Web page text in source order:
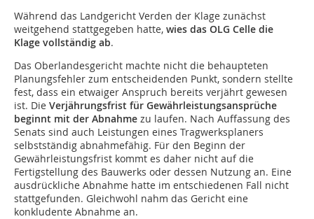
Während das Landgericht Verden der Klage zunächst
weitgehend stattgegeben hatte, wies das OLG Celle die
Klage vollständig ab.
Das Oberlandesgericht machte nicht die behaupteten
Planungsfehler zum entscheidenden Punkt, sondern stellte
fest, dass ein etwaiger Anspruch bereits verjährt gewesen
ist. Die Verjährungsfrist für Gewährleistungsansprüche
beginnt mit der Abnahme zu laufen. Nach Auffassung des
Senats sind auch Leistungen eines Tragwerksplaners
selbstständig abnahmefähig. Für den Beginn der
Gewährleistungsfrist kommt es daher nicht auf die
Fertigstellung des Bauwerks oder dessen Nutzung an. Eine
ausdrückliche Abnahme hatte im entschiedenen Fall nicht
stattgefunden. Gleichwohl nahm das Gericht eine
konkludente Abnahme an.